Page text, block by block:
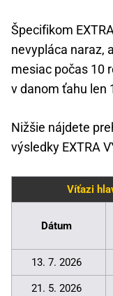
Špecifikom
nevypláca naraz,
mesiac počas 10
v danom ťahu len
Nižšie nájdete
výsledky EXTRA
Víťazi
Dátum
13. 7. 2026
21. 5. 2026